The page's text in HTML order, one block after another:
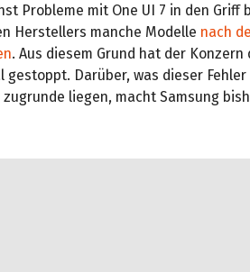
Probleme mit One UI 7 in den Griff
Herstellers manche Modelle nach
. Aus diesem Grund hat der Konzern
Darüber, was dieser Fehler
liegen, macht Samsung